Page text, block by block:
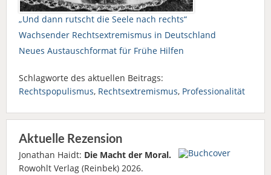
„Und dann rutscht die Seele nach rechts“
Wachsender Rechtsextremismus in Deutschland
Neues Austauschformat für Frühe Hilfen
Schlagworte des aktuellen Beitrags:
Rechtspopulismus, Rechtsextremismus, Professionalität
Aktuelle Rezension
Jonathan Haidt: Die Macht der Moral.
Rowohlt Verlag (Reinbek) 2026.